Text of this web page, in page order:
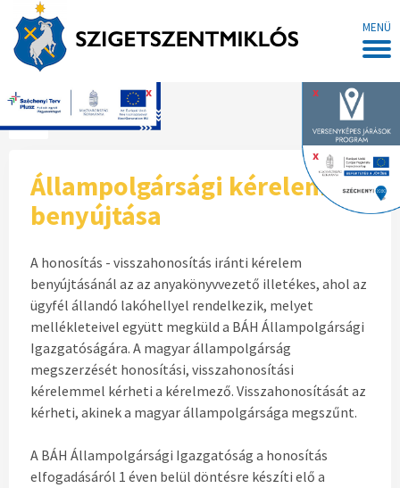
MENÜ
x
x
x
Főoldal
Állampolgársági kérelem
benyújtása
A honosítás - visszahonosítás iránti kérelem
benyújtásánál az az anyakönyvvezető illetékes, ahol az
ügyfél állandó lakóhellyel rendelkezik, melyet
mellékleteivel együtt megküld a BÁH Állampolgársági
Igazgatóságára. A magyar állampolgárság
megszerzését honosítási, visszahonosítási
kérelemmel kérheti a kérelmező. Visszahonosítását az
kérheti, akinek a magyar állampolgársága megszűnt.
A BÁH Állampolgársági Igazgatóság a honosítás
elfogadásáról 1 éven belül döntésre készíti elő a